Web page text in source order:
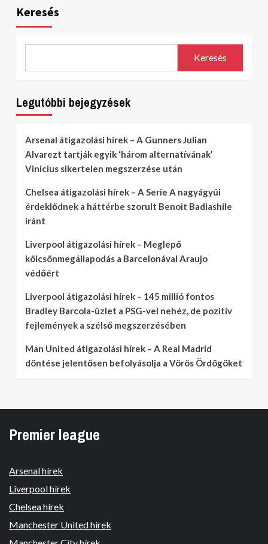
Keresés
Keresés
Legutóbbi bejegyzések
Arsenal átigazolási hírek – A Gunners Julian
Alvarezt tartják egyik ‘három alternatívának’
Vinicius sikertelen megszerzése után
Chelsea átigazolási hírek – A Serie A nagyágyúi
érdeklődnek a háttérbe szorult Benoit Badiashile
iránt
Liverpool átigazolási hírek – Meglepő
kölcsönmegállapodás a Barcelonával Araujo
védőért
Liverpool átigazolási hírek – 145 millió fontos
Bradley Barcola-üzlet a PSG-vel nehéz, de pozitív
fejlemények a szélső megszerzésében
Man United átigazolási hírek – A Real Madrid
döntése jelentősen befolyásolja a Vörös Ördögöket
Premier league
Arsenal hírek
Liverpool hírek
Chelsea hírek
Manchester United hírek